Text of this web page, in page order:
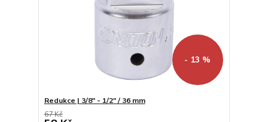
- 13 %
Redukce | 3/8" - 1/2" / 36 mm
67 Kč